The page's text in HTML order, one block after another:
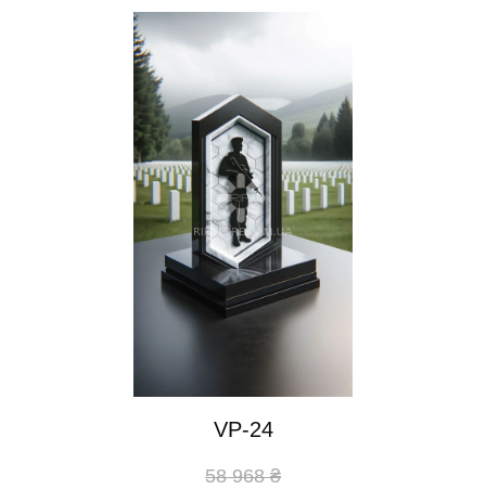
VP-24
58 968 ₴